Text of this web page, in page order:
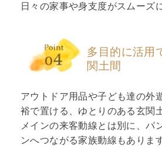
日々の家事や身支度がスムーズ
多目的に活用
関土間
アウトドア用品や子ども達の外
裕で置ける、ゆとりのある玄関
メインの来客動線とは別に、パ
ンへつながる家族動線もあります